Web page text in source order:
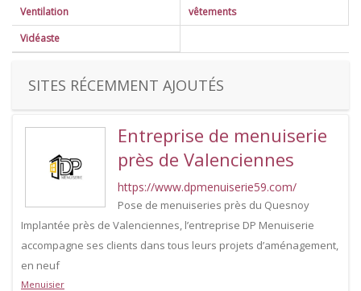
Matériel médical
Garage(3)
Moteur pour vélo(0)
Ventilation
vêtements
Vidéaste
SITES RÉCEMMENT AJOUTÉS
Entreprise de menuiserie
près de Valenciennes
https://www.dpmenuiserie59.com/
Pose de menuiseries près du Quesnoy
Implantée près de Valenciennes, l’entreprise DP Menuiserie
accompagne ses clients dans tous leurs projets d’aménagement,
en neuf
Menuisier